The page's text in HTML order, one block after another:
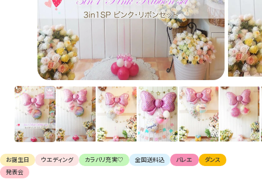
け
て
楽
し
ん
で
く
だ
さ
い。
お誕生日 ウエディング カラバリ充実♡ 全国送料込 バレエ
ダンス
発表会